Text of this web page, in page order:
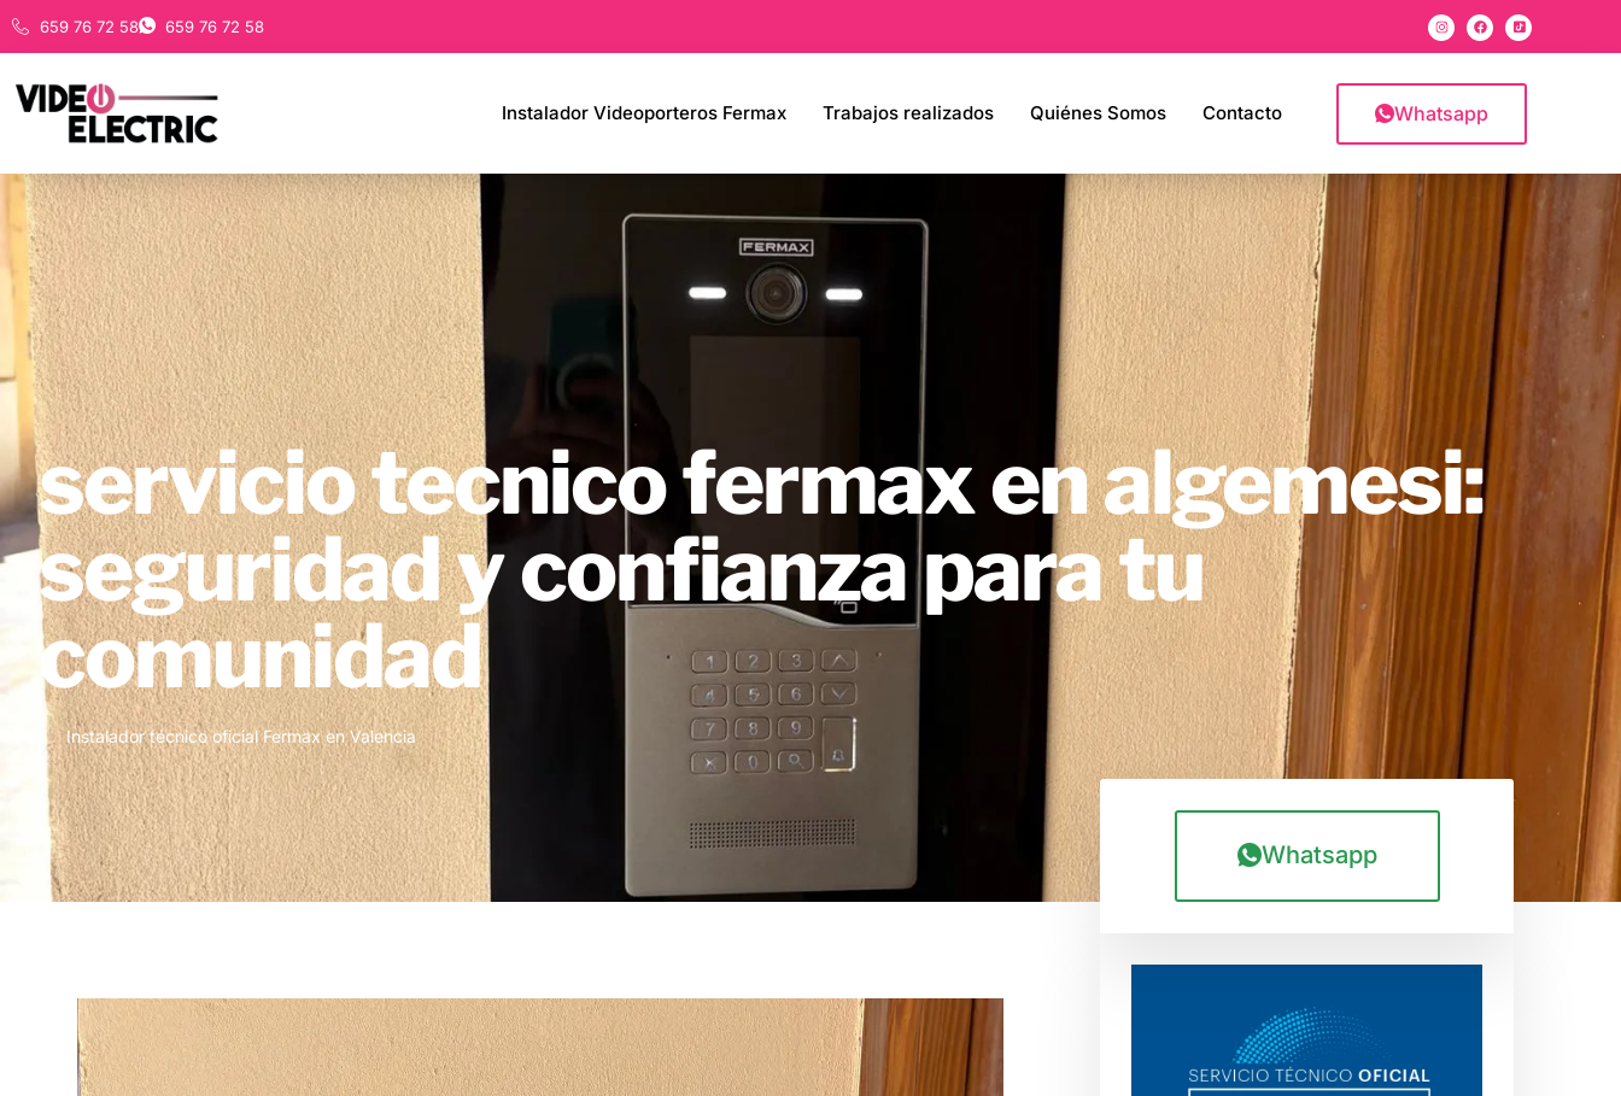
659 76 72 58 659 76 72 58
Instalador Videoporteros Fermax Trabajos realizados Quiénes Somos Contacto Whatsapp
servicio tecnico fermax en algemesi:
seguridad y confianza para tu
comunidad
Instalador técnico oficial Fermax en Valencia
Whatsapp